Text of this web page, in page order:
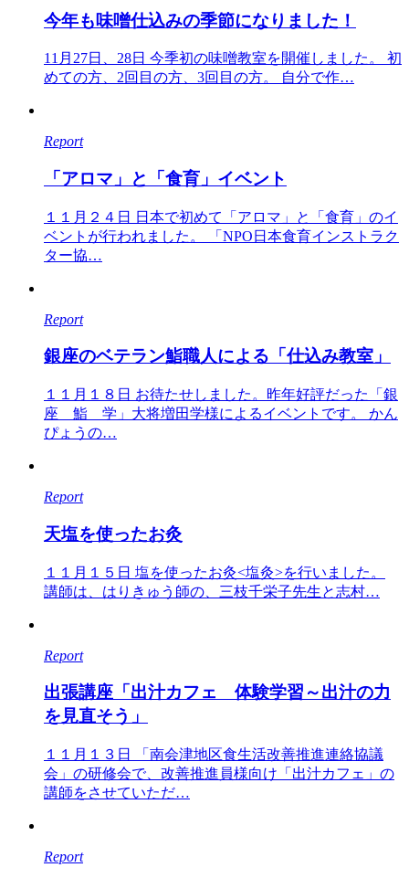
今年も味噌仕込みの季節になりました！
11月27日、28日 今季初の味噌教室を開催しました。 初
めての方、2回目の方、3回目の方。 自分で作…
Report
「アロマ」と「食育」イベント
１１月２４日 日本で初めて「アロマ」と「食育」のイ
ベントが行われました。 「NPO日本食育インストラク
ター協…
Report
銀座のベテラン鮨職人による「仕込み教室」
１１月１８日 お待たせしました。昨年好評だった「銀
座 鮨 学」大将増田学様によるイベントです。 かん
ぴょうの…
Report
天塩を使ったお灸
１１月１５日 塩を使ったお灸<塩灸>を行いました。
講師は、はりきゅう師の、三枝千栄子先生と志村…
Report
出張講座「出汁カフェ 体験学習～出汁の力
を見直そう」
１１月１３日 「南会津地区食生活改善推進連絡協議
会」の研修会で、改善推進員様向け「出汁カフェ」の
講師をさせていただ…
Report